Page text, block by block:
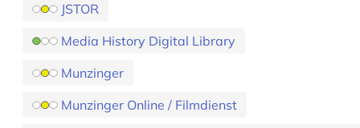
JSTOR
Media History Digital Library
Munzinger
Munzinger Online / Filmdienst